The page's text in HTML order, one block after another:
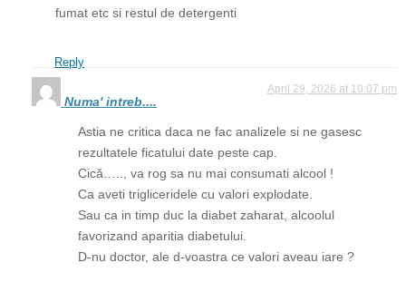
fumat etc si restul de detergenti
Reply
Numa' intreb....
April 29, 2026 at 10:07 pm
Astia ne critica daca ne fac analizele si ne gasesc
rezultatele ficatului date peste cap.
Cică….., va rog sa nu mai consumati alcool !
Ca aveti trigliceridele cu valori explodate.
Sau ca in timp duc la diabet zaharat, alcoolul
favorizand aparitia diabetului.
D-nu doctor, ale d-voastra ce valori aveau iare ?